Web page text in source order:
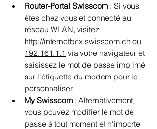
Router-Portal Swisscom : Si vous
êtes chez vous et connecté au
réseau WLAN, visitez
http://internetbox.swisscom.ch ou
192.161.1.1 via votre navigateur et
saisissez le mot de passe imprimé
sur l'étiquette du modem pour le
personnaliser.
My Swisscom : Alternativement,
vous pouvez modifier le mot de
passe à tout moment et n'importe